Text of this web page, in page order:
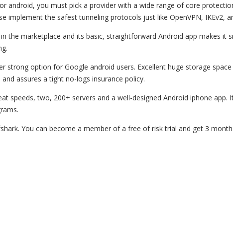
android, you must pick a provider with a wide range of core
implement the safest tunneling protocols just like OpenVPN, IKEv2,
the marketplace and its basic, straightforward Android app makes
strong option for Google android users. Excellent huge storage
assures a tight no-logs insurance policy.
speeds, two, 200+ servers and a well-designed Android iphone
You can become a member of a free of risk trial and get 3